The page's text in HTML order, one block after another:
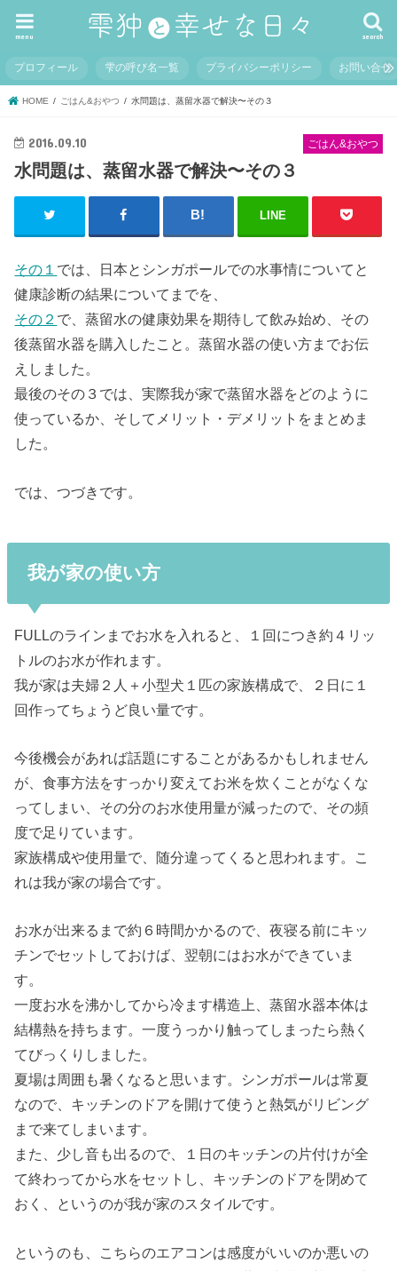
search
menu
プロフィール 雫の呼び名一覧 プライバシーポリシー お問い合せ
HOME ごはん&おやつ 水問題は、蒸留水器で解決〜その３
ごはん&おやつ
2016.09.10
水問題は、蒸留水器で解決〜その３
LINE
その１ では、日本とシンガポールでの水事情についてと
健康診断の結果についてまでを、
その２ で、蒸留水の健康効果を期待して飲み始め、その
後蒸留水器を購入したこと。蒸留水器の使い方までお伝
えしました。
最後のその３では、実際我が家で蒸留水器をどのように
使っているか、そしてメリット・デメリットをまとめま
した。
では、つづきです。
我が家の使い方
FULLのラインまでお水を入れると、１回につき約４リッ
トルのお水が作れます。
我が家は夫婦２人＋小型犬１匹の家族構成で、２日に１
回作ってちょうど良い量です。
今後機会があれば話題にすることがあるかもしれません
が、食事方法をすっかり変えてお米を炊くことがなくな
ってしまい、その分のお水使用量が減ったので、その頻
度で足りています。
家族構成や使用量で、随分違ってくると思われます。こ
れは我が家の場合です。
お水が出来るまで約６時間かかるので、夜寝る前にキッ
チンでセットしておけば、翌朝にはお水ができていま
す。
一度お水を沸かしてから冷ます構造上、蒸留水器本体は
結構熱を持ちます。一度うっかり触ってしまったら熱く
てびっくりしました。
夏場は周囲も暑くなると思います。シンガポールは常夏
なので、キッチンのドアを開けて使うと熱気がリビング
まで来てしまいます。
また、少し音も出るので、１日のキッチンの片付けが全
て終わってから水をセットし、キッチンのドアを閉めて
おく、というのが我が家のスタイルです。
というのも、こちらのエアコンは感度がいいのか悪いの